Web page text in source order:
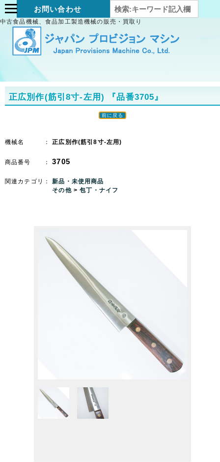
お問い合わせ
中古食品機械、食品加工製造機械の販売・買取り
正広別作(筋引8寸-左用) 『品番3705』
前に戻る
機械名 ：正広別作(筋引8寸-左用)
商品番号 ：3705
関連カテゴリ：新品・未使用商品
その他 >包丁・ナイフ